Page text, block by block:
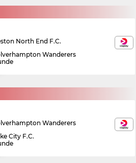
North End F.C.
Wanderers
Wanderers
City F.C.